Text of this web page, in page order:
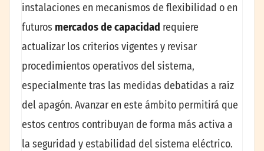
instalaciones en mecanismos de flexibilidad o en
futuros mercados de capacidad requiere
actualizar los criterios vigentes y revisar
procedimientos operativos del sistema,
especialmente tras las medidas debatidas a raíz
del apagón. Avanzar en este ámbito permitirá que
estos centros contribuyan de forma más activa a
la seguridad y estabilidad del sistema eléctrico.